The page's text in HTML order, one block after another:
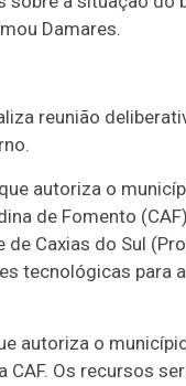
Damares.
reunião
autoriza o
de Fomento
Caxias do Sul
tecnológicas para
autoriza o
CAF. Os recursos